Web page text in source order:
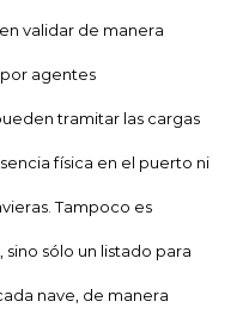
validar de manera
agentes
tramitar las cargas
física en el puerto ni
Tampoco es
sólo un listado para
nave, de manera